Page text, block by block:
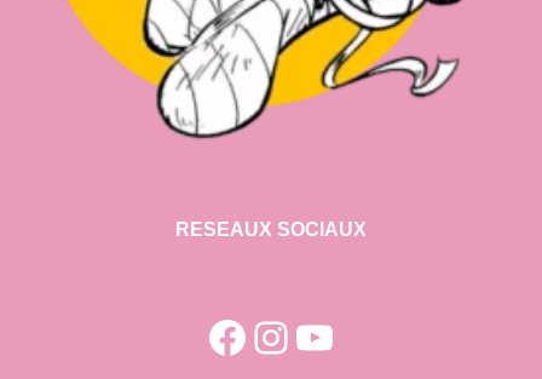
RESEAUX SOCIAUX
Facebook
Instagram
YouTube